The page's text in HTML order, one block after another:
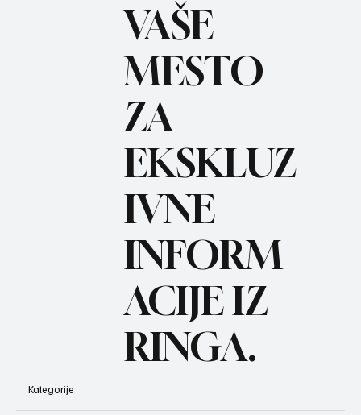
REC
VAŠE
MESTO
ZA
EKSKLUZ
IVNE
INFORM
ACIJE IZ
RINGA.
Kategorije